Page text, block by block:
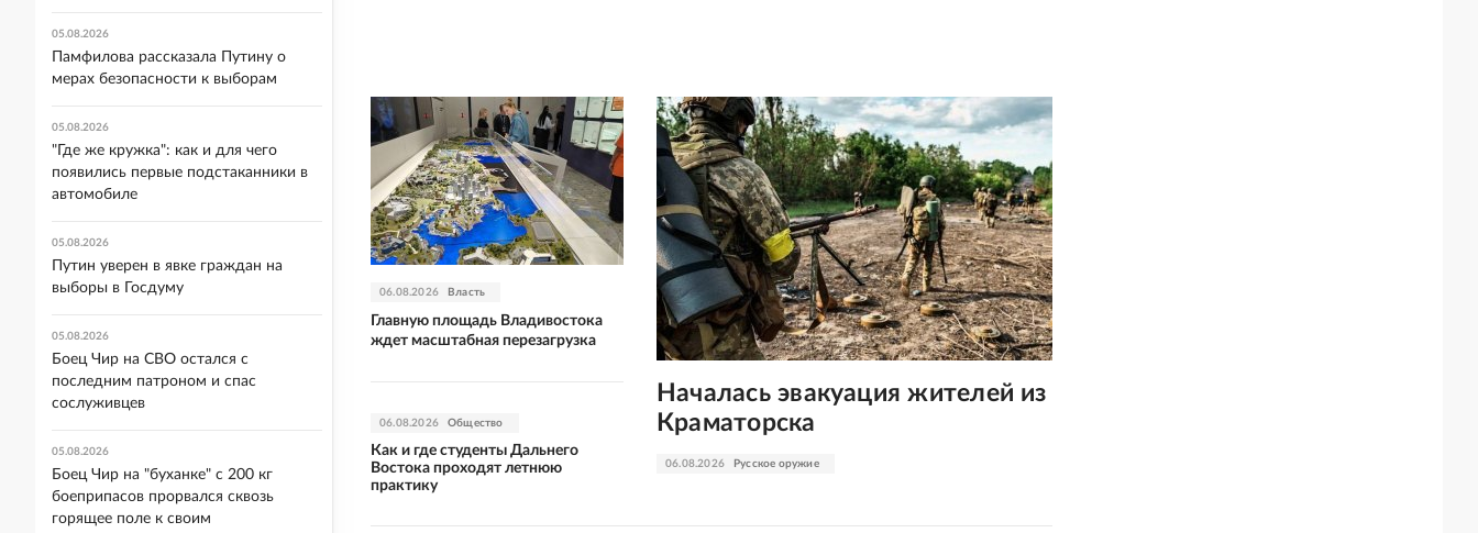
06.08.2026 Русское оружие
Началась эвакуация жителей из
Краматорска
06.08.2026 Власть
Главную площадь Владивостока
ждет масштабная перезагрузка
06.08.2026 Общество
Как и где студенты Дальнего
Востока проходят летнюю
практику
05.08.2026
Памфилова рассказала Путину о
мерах безопасности к выборам
05.08.2026
"Где же кружка": как и для чего
появились первые подстаканники в
автомобиле
05.08.2026
Путин уверен в явке граждан на
выборы в Госдуму
05.08.2026
Боец Чир на СВО остался с
последним патроном и спас
сослуживцев
05.08.2026
Боец Чир на "буханке" с 200 кг
боеприпасов прорвался сквозь
горящее поле к своим